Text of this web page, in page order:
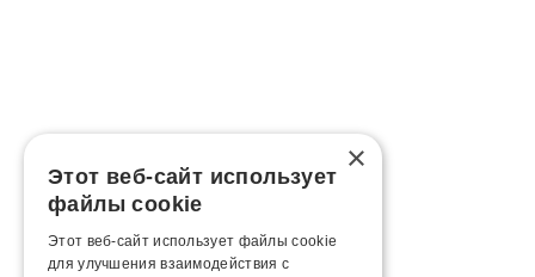
×
Этот веб-сайт использует
файлы cookie
Этот веб-сайт использует файлы cookie
для улучшения взаимодействия с